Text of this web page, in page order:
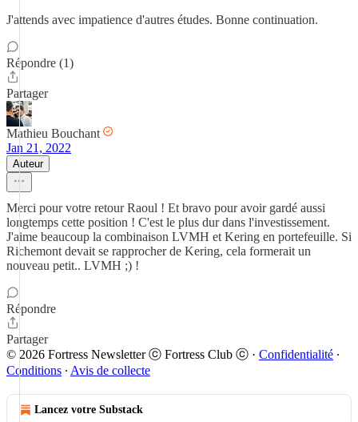
J'attends avec impatience d'autres études. Bonne continuation.
Répondre (1)
Partager
Mathieu Bouchant
Jan 21, 2022
Auteur
Merci pour votre retour Raoul ! Et bravo pour avoir gardé aussi
longtemps cette position ! C'est le plus dur dans l'investissement.
J'aime beaucoup la combinaison LVMH et Kering en portefeuille. Si
Richemont devait se rapprocher de Kering, cela formerait un
nouveau petit.. LVMH ;) !
Répondre
Partager
© 2026 Fortress Newsletter ⓒ Fortress Club ⓒ · Confidentialité ∙
Conditions ∙ Avis de collecte
Lancez votre Substack